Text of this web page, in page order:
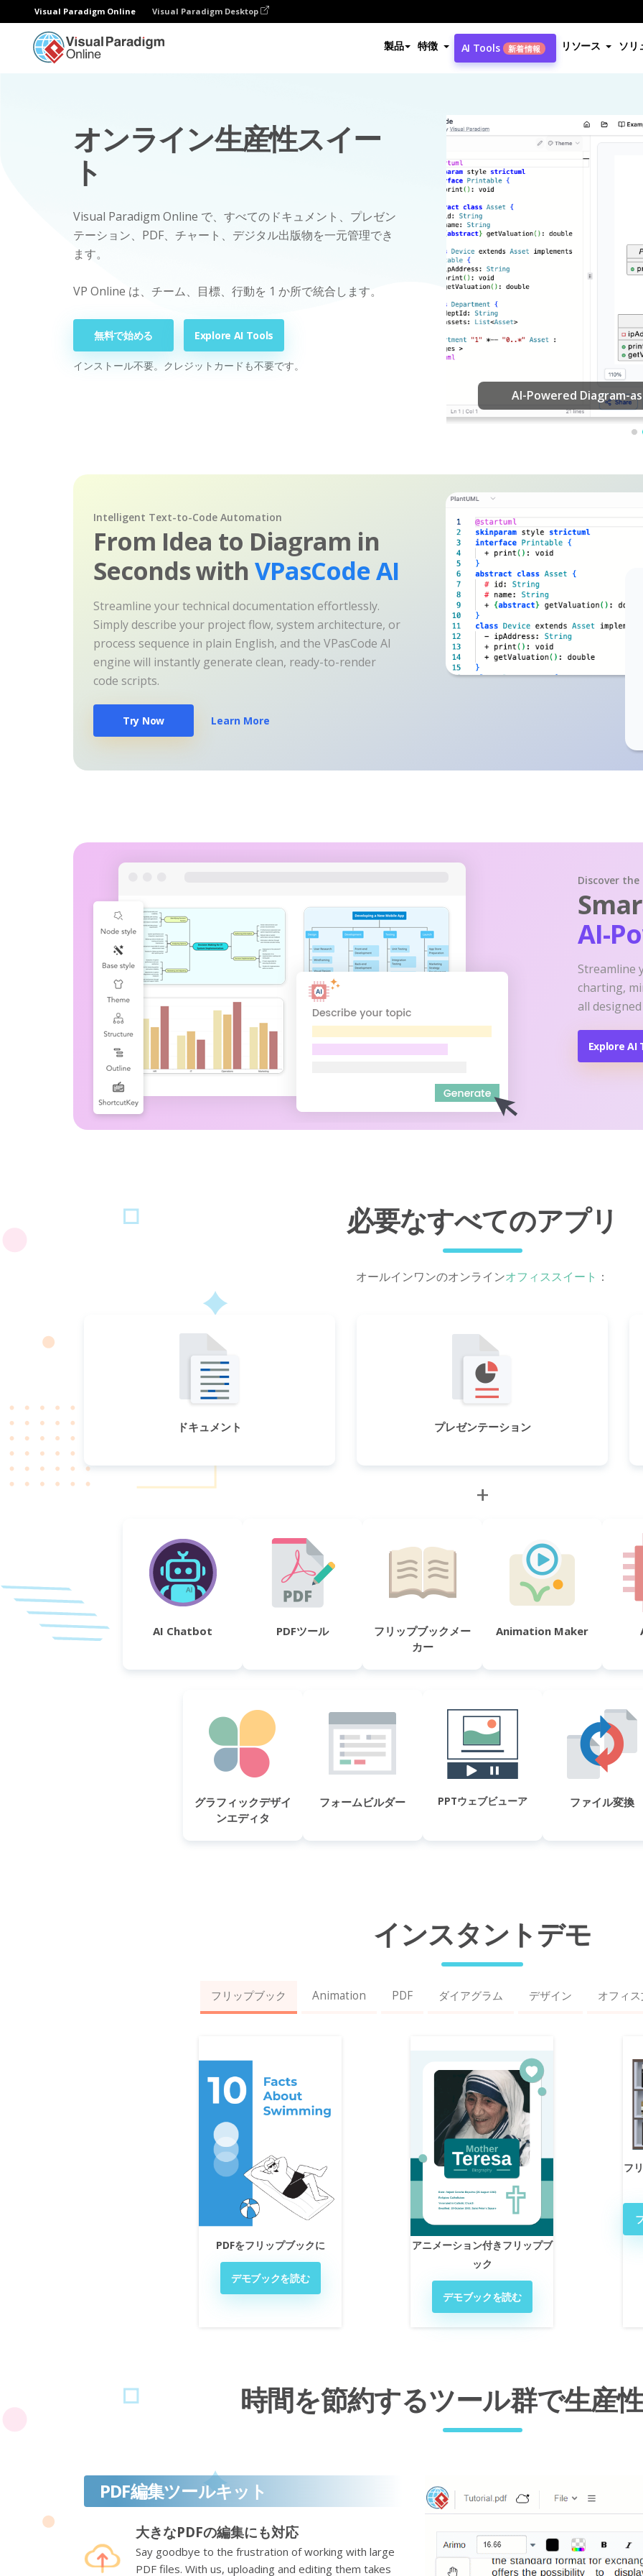
Visual Paradigm Online Visual Paradigm Desktop
製品 特徴 AI Tools 新着情報 リソース ソリ
オンライン生産性スイー
ト
Visual Paradigm Online で、すべてのドキュメント、プレゼン
テーション、PDF、チャート、デジタル出版物を一元管理でき
ます。
VP Online は、チーム、目標、行動を 1 か所で統合します。
無料で始める Explore AI Tools
インストール不要。クレジットカードも不要です。
Intelligent Text-to-Code Automation
From Idea to Diagram in
Seconds withVPasCode AI
Streamline your technical documentation effortlessly.
Simply describe your project flow, system architecture, or
process sequence in plain English, and the VPasCode AI
engine will instantly generate clean, ready-to-render
code scripts.
Try Now Learn More
Discover
AI-
Streamline
charting,
all
Explore AI
必要なすべてのアプリ
オールインワンのオンラインオフィススイート ：
ドキュメント プレゼンテーション
+
AI Chatbot PDFツール
フリップブックメー
カー
Animation Maker
グラフィックデザイ
ンエディタ
フォームビルダー PPTウェブビューア ファイル変換
インスタントデモ
フリップブック Animation PDF ダイアグラム デザイン オフィ
PDFをフリップブックに
デモブックを読む
アニメーション付きフリップブ
ック
デモブックを読む
フ
時間を節約するツール群で生産
PDF編集ツールキット
大きなPDFの編集にも対応
Say goodbye to the frustration of working with large
PDF files. With us, uploading and editing them takes